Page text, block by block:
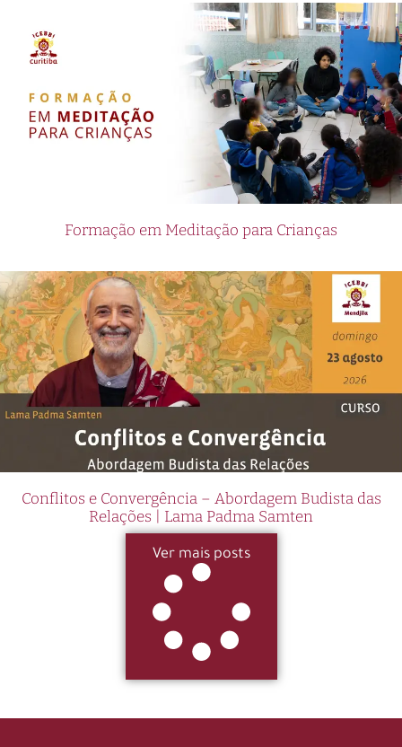
Formação em Meditação para Crianças
Conflitos e Convergência – Abordagem Budista das
Relações | Lama Padma Samten
Ver mais posts